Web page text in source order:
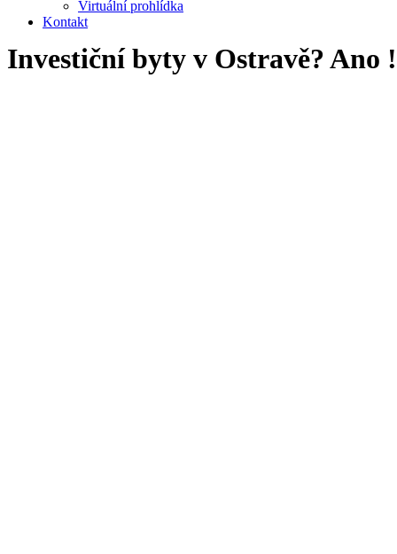
Virtuální prohlídka
Kontakt
Investiční byty v Ostravě? Ano